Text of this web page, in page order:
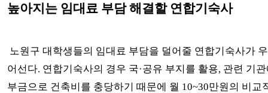
높아지는 임대료 부담 해결할 연합기숙사
노원구 대학생들의 임대료 부담을 덜어줄 연합기숙사가
어선다. 연합기숙사의 경우 국·공유 부지를 활용, 관련 기
부금으로 건축비를 충당하기 때문에 월 10~30만원의 비교